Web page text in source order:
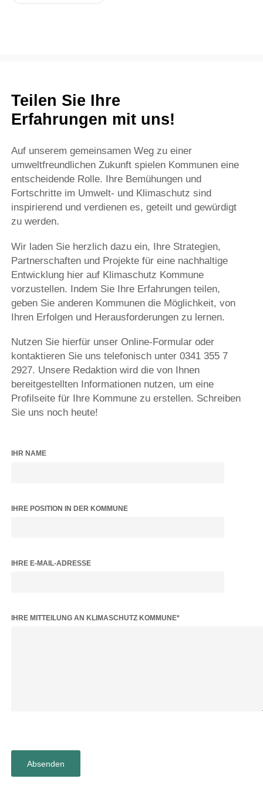
Teilen Sie Ihre
Erfahrungen mit uns!
Auf unserem gemeinsamen Weg zu einer
umweltfreundlichen Zukunft spielen Kommunen eine
entscheidende Rolle. Ihre Bemühungen und
Fortschritte im Umwelt- und Klimaschutz sind
inspirierend und verdienen es, geteilt und gewürdigt
zu werden.
Wir laden Sie herzlich dazu ein, Ihre Strategien,
Partnerschaften und Projekte für eine nachhaltige
Entwicklung hier auf Klimaschutz Kommune
vorzustellen. Indem Sie Ihre Erfahrungen teilen,
geben Sie anderen Kommunen die Möglichkeit, von
Ihren Erfolgen und Herausforderungen zu lernen.
Nutzen Sie hierfür unser Online-Formular oder
kontaktieren Sie uns telefonisch unter 0341 355 7
2927. Unsere Redaktion wird die von Ihnen
bereitgestellten Informationen nutzen, um eine
Profilseite für Ihre Kommune zu erstellen. Schreiben
Sie uns noch heute!
IHR NAME
IHRE POSITION IN DER KOMMUNE
IHRE E-MAIL-ADRESSE
BITTE LASSE DIESES FELD LEER.
IHRE MITTEILUNG AN KLIMASCHUTZ KOMMUNE*